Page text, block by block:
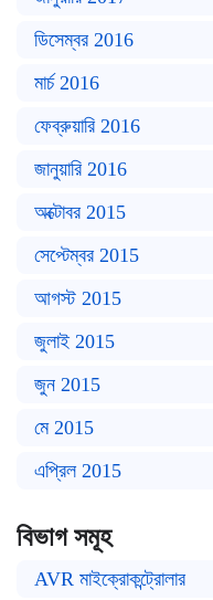
ডিসেম্বর 2016
মার্চ 2016
ফেব্রুয়ারি 2016
জানুয়ারি 2016
অক্টোবর 2015
সেপ্টেম্বর 2015
আগস্ট 2015
জুলাই 2015
জুন 2015
মে 2015
এপ্রিল 2015
বিভাগ সমূহ
AVR মাইক্রোকন্ট্রোলার